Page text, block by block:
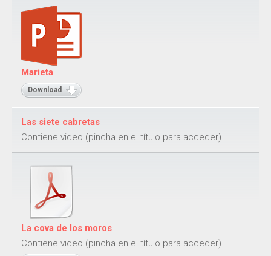
Juegos de ritmo y coordinación
Juegos de destreza y resistencia
Juegos de echar suertes
Juegos de numeración
Juegos de imaginación
Juegos de relación
Documentos
Marieta
Download
Las siete cabretas
Contiene video (pincha en el título para acceder)
La cova de los moros
Contiene video (pincha en el título para acceder)